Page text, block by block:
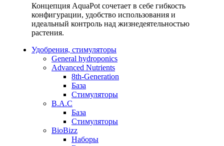
Концепция AquaPot сочетает в себе гибкость
конфигурации, удобство использования и
идеальный контроль над жизнедеятельностью
растения.
Удобрения, стимуляторы
General hydroponics
Advanced Nutrients
8th-Generation
База
Стимуляторы
B.A.C
База
Стимуляторы
BioBizz
Наборы